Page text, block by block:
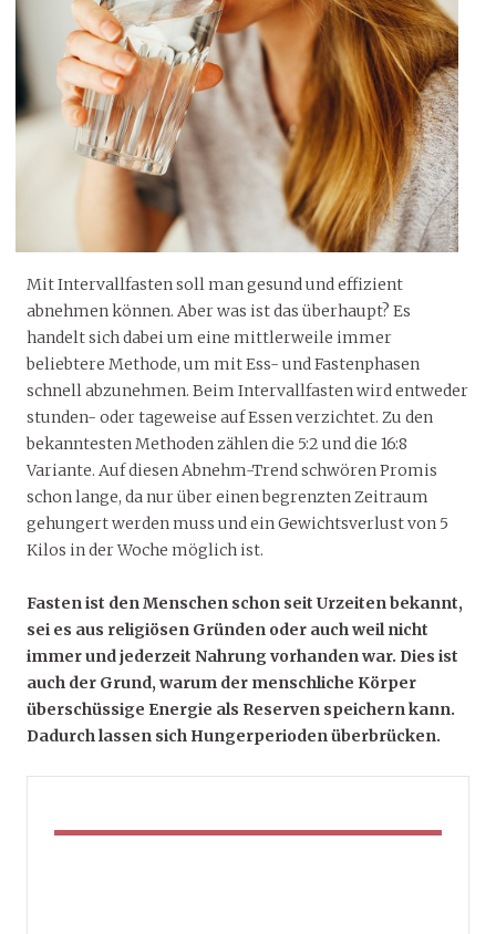
Mit Intervallfasten soll man gesund und effizient
abnehmen können. Aber was ist das überhaupt? Es
handelt sich dabei um eine mittlerweile immer
beliebtere Methode, um mit Ess- und Fastenphasen
schnell abzunehmen. Beim Intervallfasten wird entweder
stunden- oder tageweise auf Essen verzichtet. Zu den
bekanntesten Methoden zählen die 5:2 und die 16:8
Variante. Auf diesen Abnehm-Trend schwören Promis
schon lange, da nur über einen begrenzten Zeitraum
gehungert werden muss und ein Gewichtsverlust von 5
Kilos in der Woche möglich ist.
Fasten ist den Menschen schon seit Urzeiten bekannt,
sei es aus religiösen Gründen oder auch weil nicht
immer und jederzeit Nahrung vorhanden war. Dies ist
auch der Grund, warum der menschliche Körper
überschüssige Energie als Reserven speichern kann.
Dadurch lassen sich Hungerperioden überbrücken.